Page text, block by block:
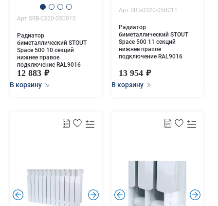
Арт.SRB-0320-050010
Радиатор
биметаллический STOUT
Space 500 10 секций
нижнее правое
подключение RAL9016
12 883
В корзину
Арт.SRB-0320-050011
Радиатор
биметаллический STOUT
Space 500 11 секций
нижнее правое
подключение RAL9016
13 954
В корзину
. . . .